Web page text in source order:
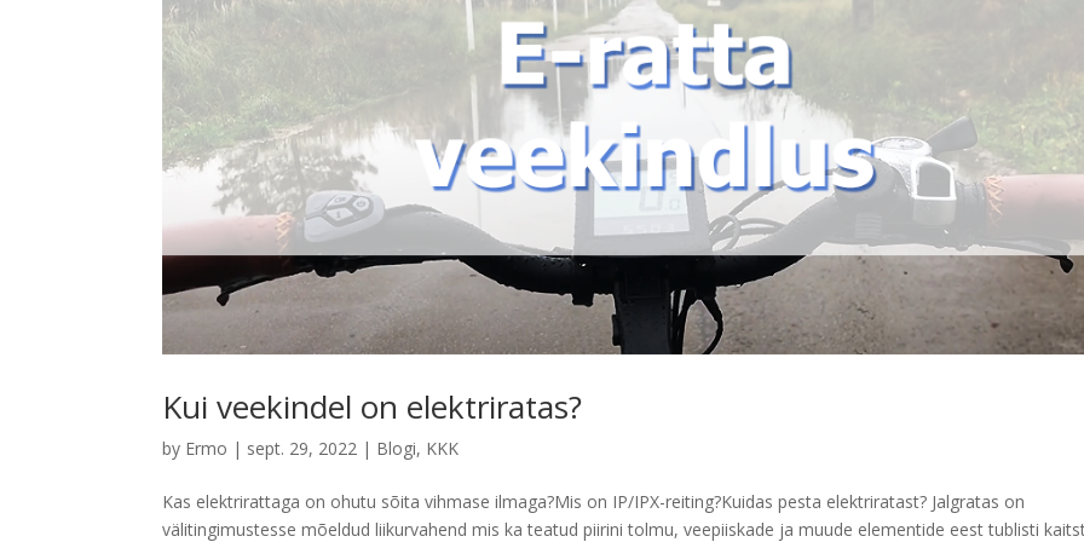
Kui veekindel on elektriratas?
by Ermo | sept. 29, 2022 | Blogi, KKK
Kas elektrirattaga on ohutu sõita vihmase ilmaga?Mis on IP/IPX-reiting?Kuidas pesta elektriratast? Jalgratas on
välitingimustesse mõeldud liikurvahend mis ka teatud piirini tolmu, veepiiskade ja muude elementide eest tublisti